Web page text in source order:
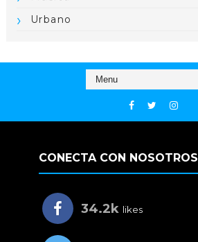
Urbano
CONECTA CON NOSOTROS
34.2k likes